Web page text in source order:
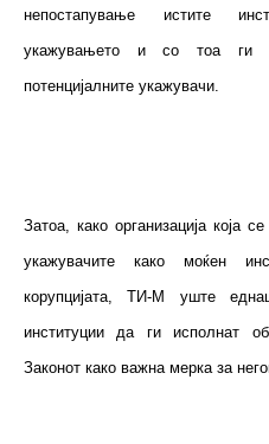
непостапување истите
укажувањето и со тоа ги
потенцијалните укажувачи.
Затоа, како организација која
укажувачите како моќен
корупцијата, ТИ-М уште
институции да ги исполнат
Законот како важна мерка за